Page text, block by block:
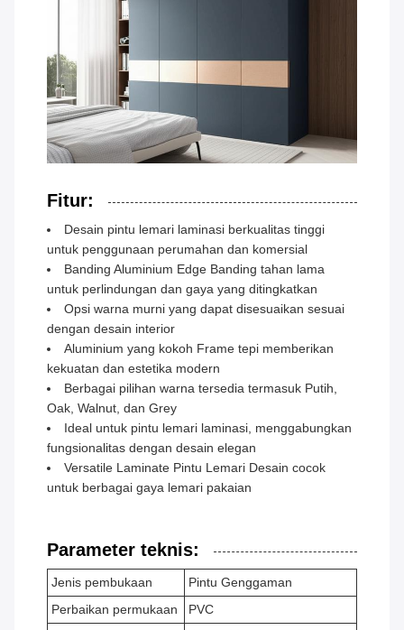
Fitur:
Desain pintu lemari laminasi berkualitas tinggi
untuk penggunaan perumahan dan komersial
Banding Aluminium Edge Banding tahan lama
untuk perlindungan dan gaya yang ditingkatkan
Opsi warna murni yang dapat disesuaikan sesuai
dengan desain interior
Aluminium yang kokoh Frame tepi memberikan
kekuatan dan estetika modern
Berbagai pilihan warna tersedia termasuk Putih,
Oak, Walnut, dan Grey
Ideal untuk pintu lemari laminasi, menggabungkan
fungsionalitas dengan desain elegan
Versatile Laminate Pintu Lemari Desain cocok
untuk berbagai gaya lemari pakaian
Parameter teknis:
Jenis pembukaan
Pintu Genggaman
Perbaikan permukaan
PVC